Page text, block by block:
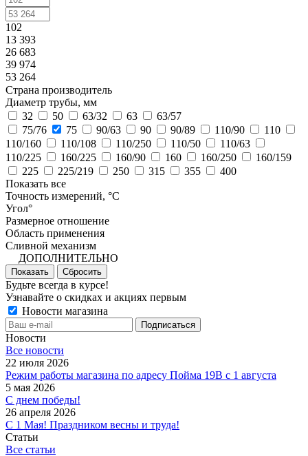
102
13 393
26 683
39 974
53 264
Страна производитель
Диаметр трубы, мм
32
50 63/32 63
63/57
75/76
75 90/63 90 90/89 110/90
110
110/160
110/108 110/250 110/50
110/63
110/225
160/225 160/90 160 160/250
160/159
225
225/219 250 315 355
400
Показать все
Точность измерений, °C
Угол°
Размерное отношение
Область применения
Сливной механизм
ДОПОЛНИТЕЛЬНО
Показать Сбросить
Будьте всегда в курсе!
Узнавайте о скидках и акциях первым
Новости магазина
Новости
Все новости
22 июля 2026
Режим работы магазина по адресу Пойма 19В с 1 августа
5 мая 2026
С днем победы!
26 апреля 2026
С 1 Мая! Праздником весны и труда!
Статьи
Все статьи